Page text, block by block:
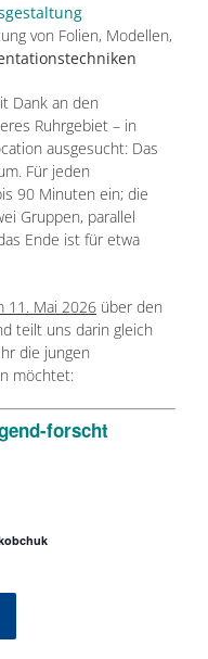
von Folien, Modellen,
Dank an den
Ruhrgebiet – in
ausgesucht: Das
Für jeden
90 Minuten ein; die
Gruppen, parallel
Ende ist für etwa
11. Mai 2026 über den
teilt uns darin gleich
die jungen
möchtet:
forscht